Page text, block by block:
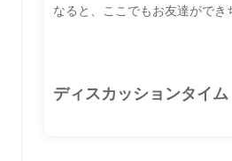
なると、ここでもお友達ができ
ディスカッションタイム